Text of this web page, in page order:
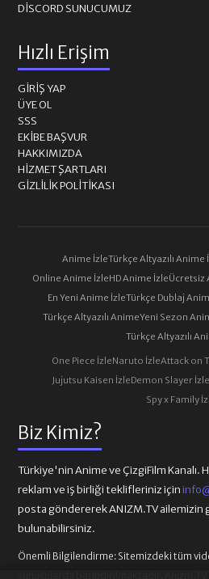
Biz Kimiz?
Türkiye'nin Anime ve ÇizgiFilm Kanalı.
reklam ve iş birliği teklifleriniz için
posta göndererek ANIZM.TV ailemizin
bulunabilirsiniz.
Önemli Bilgilendirme: Sitemizdeki tüm
DISCORD SUNUCUMUZ
Hızlı Erişim
GIRIŞ YAP
ÜYE OL
SSS
EKIBE BAŞVUR
HAKKIMIZDA
HIZMET ŞARTLARI
GIZLILIK POLITIKASI
Anime İzleTürkçe Altyazılı Anime
Online Anime İzleHD Anime İzleÜcretsiz
En Yeni Anime İzleTürkçe Dublaj
Türkçe Altyazılı AnimeYeni Sezon
Türkçe Altyazılı
One Piece İzleNaruto İzleAttack on
Jujutsu Kaisen İzleDemon Slayer İzle
Spy x Family